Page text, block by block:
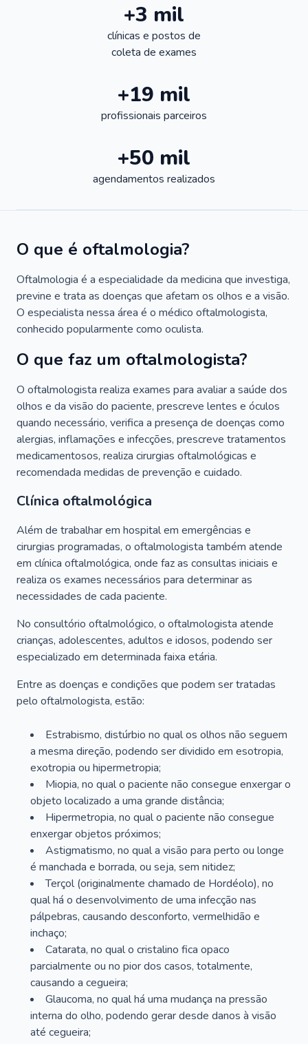
+3 mil
clínicas e postos de
coleta de exames
+19 mil
profissionais parceiros
+50 mil
agendamentos realizados
O que é oftalmologia?
Oftalmologia é a especialidade da medicina que investiga,
previne e trata as doenças que afetam os olhos e a visão.
O especialista nessa área é o médico oftalmologista,
conhecido popularmente como oculista.
O que faz um oftalmologista?
O oftalmologista realiza exames para avaliar a saúde dos
olhos e da visão do paciente, prescreve lentes e óculos
quando necessário, verifica a presença de doenças como
alergias, inflamações e infecções, prescreve tratamentos
medicamentosos, realiza cirurgias oftalmológicas e
recomendada medidas de prevenção e cuidado.
Clínica oftalmológica
Além de trabalhar em hospital em emergências e
cirurgias programadas, o oftalmologista também atende
em clínica oftalmológica, onde faz as consultas iniciais e
realiza os exames necessários para determinar as
necessidades de cada paciente.
No consultório oftalmológico, o oftalmologista atende
crianças, adolescentes, adultos e idosos, podendo ser
especializado em determinada faixa etária.
Entre as doenças e condições que podem ser tratadas
pelo oftalmologista, estão:
Estrabismo, distúrbio no qual os olhos não seguem
a mesma direção, podendo ser dividido em esotropia,
exotropia ou hipermetropia;
Miopia, no qual o paciente não consegue enxergar o
objeto localizado a uma grande distância;
Hipermetropia, no qual o paciente não consegue
enxergar objetos próximos;
Astigmatismo, no qual a visão para perto ou longe
é manchada e borrada, ou seja, sem nitidez;
Terçol (originalmente chamado de Hordéolo), no
qual há o desenvolvimento de uma infecção nas
pálpebras, causando desconforto, vermelhidão e
inchaço;
Catarata, no qual o cristalino fica opaco
parcialmente ou no pior dos casos, totalmente,
causando a cegueira;
Glaucoma, no qual há uma mudança na pressão
interna do olho, podendo gerar desde danos à visão
até cegueira;